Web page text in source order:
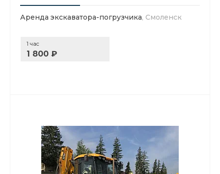
Аренда экскаватора-погрузчика, Смоленск
1 час
1 800 ₽